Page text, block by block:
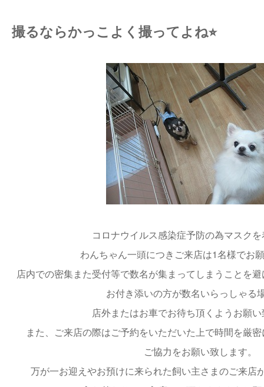
撮るならかっこよく撮ってよね⭐︎
コロナウイルス感染症予防の為マスク
わんちゃん一頭につきご来店は1名様でお
店内での密集また受付等で数名が集まってしまうことを
お付き添いの方が数名いらっしゃる
店外またはお車でお待ち頂くようお願
また、ご来店の際はご予約をいただいた上で時間を厳
ご協力をお願い致します。
万が一お迎えやお預けに来られた飼い主さまのご来店